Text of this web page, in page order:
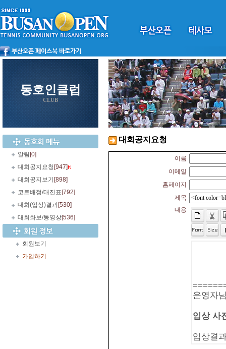
동호인클럽
CLUB
알림 [0]
대회공지요청 [947]
대회공지보기 [898]
코트배정/대진표 [792]
대회(입상)결과[530]
대회화보/동영상[536]
회원보기
가입하기
대회공지요청
이름
이메일
홈페이지
제목
내용